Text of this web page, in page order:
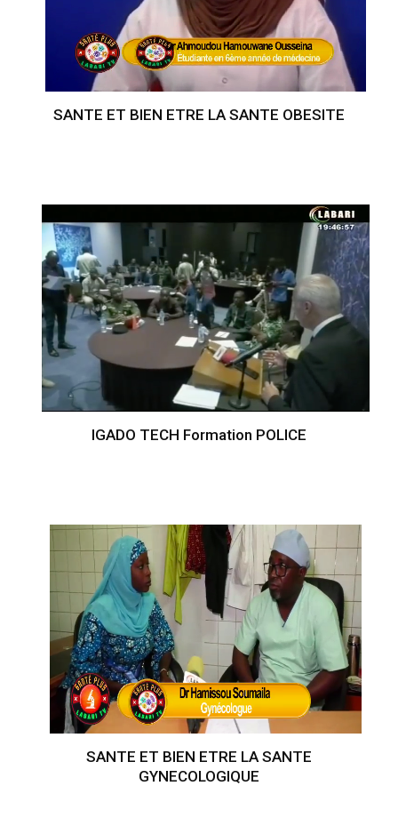
SANTE ET BIEN ETRE LA SANTE OBESITE
IGADO TECH Formation POLICE
SANTE ET BIEN ETRE LA SANTE
GYNECOLOGIQUE